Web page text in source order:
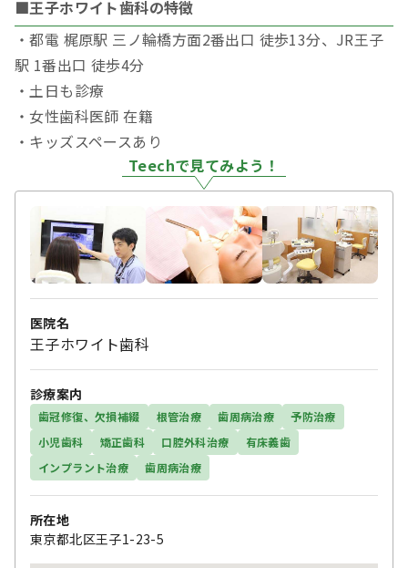
■王子ホワイト歯科の特徴
・都電 梶原駅 三ノ輪橋方面2番出口 徒歩13分、JR王子
駅 1番出口 徒歩4分
・土日も診療
・女性歯科医師 在籍
・キッズスペースあり
Teechで見てみよう！
医院名
王子ホワイト歯科
診療案内
歯冠修復、欠損補綴 根管治療 歯周病治療
予防治療
小児歯科
矯正歯科 口腔外科治療
有床義歯
インプラント治療
歯周病治療
所在地
東京都北区王子1-23-5